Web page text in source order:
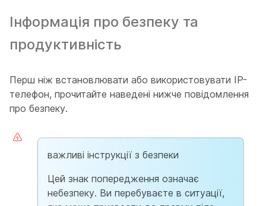
Інформація про безпеку та
продуктивність
Перш ніж встановлювати або використовувати IP-
телефон, прочитайте наведені нижче повідомлення
про безпеку.
важливі інструкції з безпеки
Цей знак попередження означає
небезпеку. Ви перебуваєте в ситуації,